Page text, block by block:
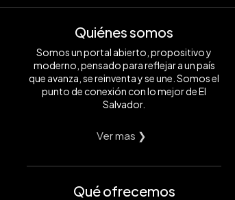
Quiénes somos
Somos un portal abierto, propositivo y
moderno, pensado para reflejar a un país
que avanza, se reinventa y se une. Somos el
punto de conexión con lo mejor de El
Salvador.
Ver mas ❯
Qué ofrecemos